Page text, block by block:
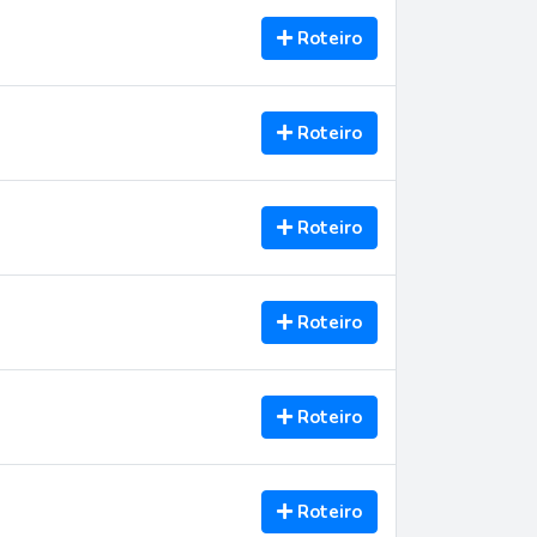
Roteiro
Roteiro
Roteiro
Roteiro
Roteiro
Roteiro